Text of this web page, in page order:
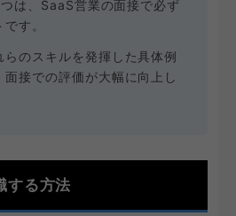
は、SaaS営業の面接で必ず
す。
のスキルを発揮した具体例
接での評価が大幅に向上し
する方法